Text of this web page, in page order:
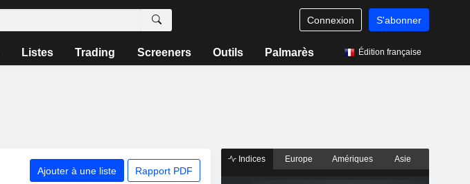
Connexion S'abonner
Listes Trading Screeners Outils Palmarès Édition française
Ajouter à une liste Rapport PDF
Indices Europe Amériques Asie